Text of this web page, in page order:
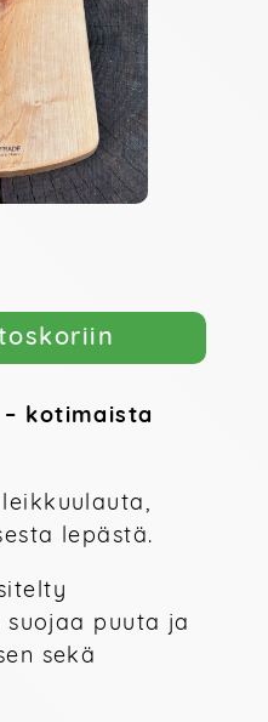
kotimaista
lepästä.
puuta ja
sekä